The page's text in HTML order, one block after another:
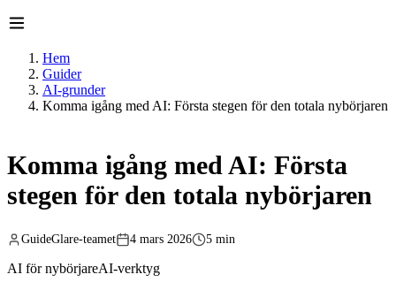
Hem
Guider
AI-grunder
Komma igång med AI: Första stegen för den totala nybörjaren
Komma igång med AI: Första
stegen för den totala nybörjaren
GuideGlare-teamet 4 mars 2026 5 min
AI för nybörjareAI-verktyg